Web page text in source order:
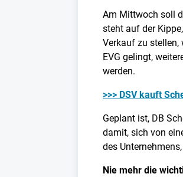
Am Mittwoch soll
steht auf der
Verkauf zu stellen,
EVG gelingt,
werden.
>>> DSV kauft
Geplant ist, DB
damit, sich von
des
Nie mehr die